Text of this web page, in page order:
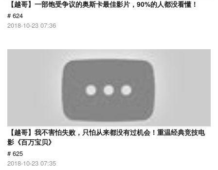
【越哥】一部饱受争议的奥斯卡最佳影片，90%的人都没看懂！
# 624
2018-10-23 07:36
【越哥】我不害怕失败，只怕从来都没有过机会！重温经典竞技电
影《百万宝贝》
# 625
2018-10-23 07:35